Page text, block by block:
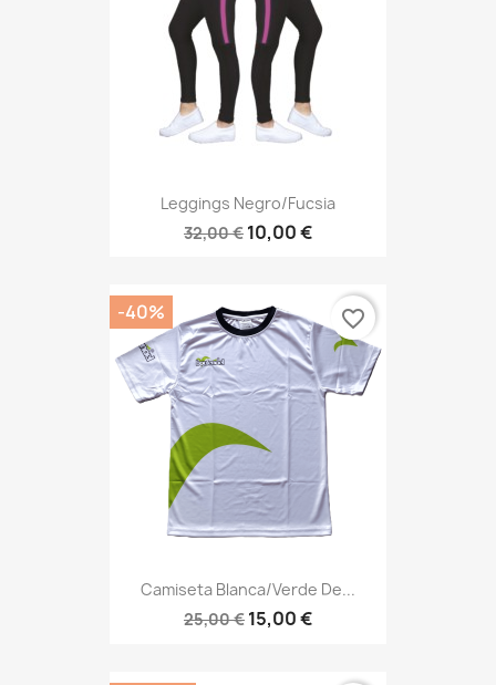
Leggings Negro/fucsia
32,00 € 10,00 €
Camiseta Blanca/verde De...
25,00 € 15,00 €
-40% favorite_border